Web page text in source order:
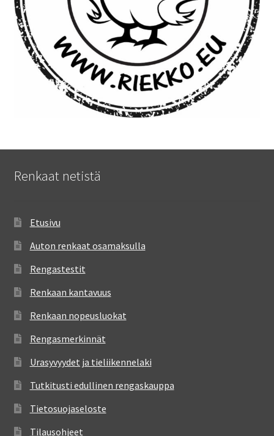
Renkaat netistä
Etusivu
Auton renkaat osamaksulla
Rengastestit
Renkaan kantavuus
Renkaan nopeusluokat
Rengasmerkinnät
Urasyvyydet ja tieliikennelaki
Tutkitusti edullinen rengaskauppa
Tietosuojaseloste
Tilausohjeet